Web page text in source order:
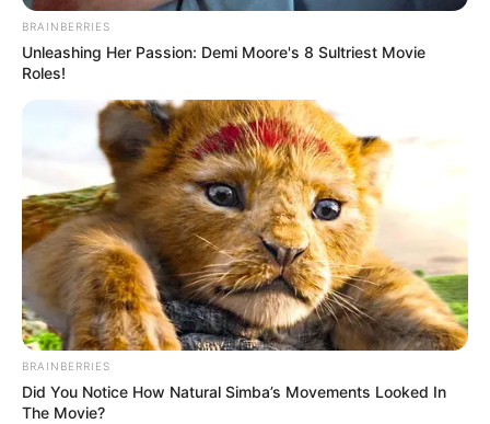
BRAINBERRIES
Unleashing Her Passion: Demi Moore's 8 Sultriest Movie
Roles!
BRAINBERRIES
Did You Notice How Natural Simba’s Movements Looked In
The Movie?